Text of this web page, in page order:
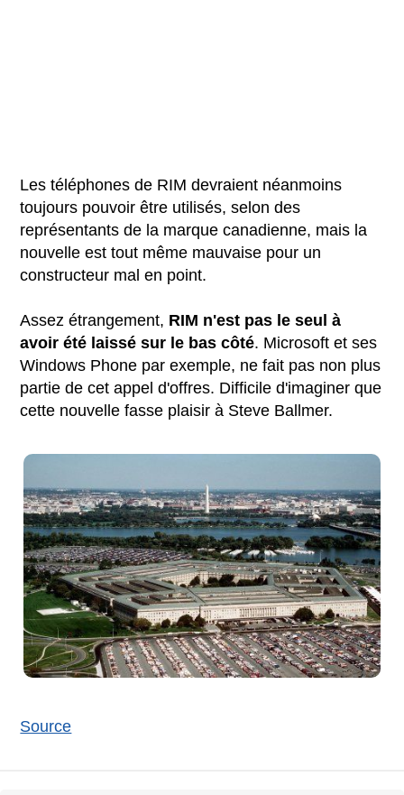
Les téléphones de RIM devraient néanmoins
toujours pouvoir être utilisés, selon des
représentants de la marque canadienne, mais la
nouvelle est tout même mauvaise pour un
constructeur mal en point.
Assez étrangement, RIM n'est pas le seul à
avoir été laissé sur le bas côté. Microsoft et ses
Windows Phone par exemple, ne fait pas non plus
partie de cet appel d'offres. Difficile d'imaginer que
cette nouvelle fasse plaisir à Steve Ballmer.
Source